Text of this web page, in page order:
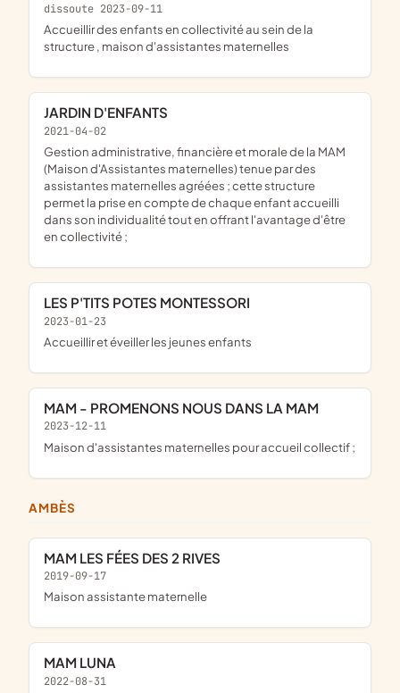
dissoute 2023-09-11
accueillir des enfants en collectivité au sein de la
structure , maison d'assistantes maternelles
JARDIN D'ENFANTS
2021-04-02
gestion administrative, financière et morale de la MAM
(Maison d'Assistantes maternelles) tenue par des
assistantes maternelles agréées ; cette structure
permet la prise en compte de chaque enfant accueilli
dans son individualité tout en offrant l'avantage d'être
en collectivité ;
LES P'TITS POTES MONTESSORI
2023-01-23
accueillir et éveiller les jeunes enfants
MAM - PROMENONS NOUS DANS LA MAM
2023-12-11
maison d'assistantes maternelles pour accueil collectif ;
AMBÈS
MAM LES FÉES DES 2 RIVES
2019-09-17
maison assistante maternelle
MAM LUNA
2022-08-31